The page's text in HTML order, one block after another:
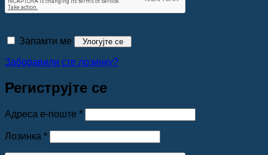
Запамти ме Улогујте се
Заборавили сте лозинку?
Региструјте се
Адреса е-поште *Обавезно
Лозинка *Обавезно